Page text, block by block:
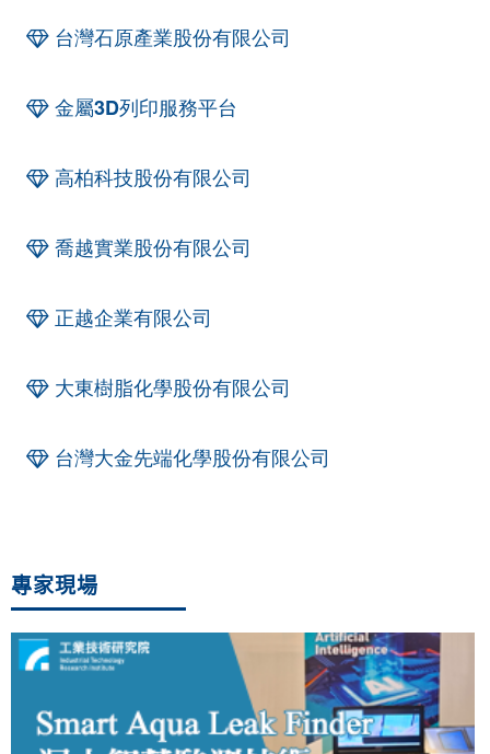
台灣石原產業股份有限公司
金屬3D列印服務平台
高柏科技股份有限公司
喬越實業股份有限公司
正越企業有限公司
大東樹脂化學股份有限公司
台灣大金先端化學股份有限公司
專家現場